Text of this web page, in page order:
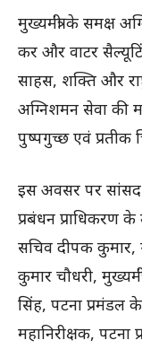
मुख्यमंत्री के समक्ष
कर और वाटर
साहस, शक्ति और
अग्निशमन सेवा की
पुष्पगुच्छ एवं प्रतीक
इस अवसर पर सांसद
प्रबंधन प्राधिकरण के
सचिव दीपक
कुमार चौधरी,
सिंह, पटना
महानिरीक्षक, पटना